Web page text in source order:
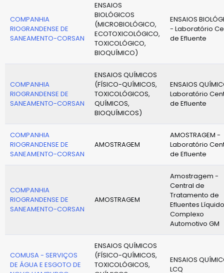
COMPANHIA
RIOGRANDENSE DE
SANEAMENTO-CORSAN
ENSAIOS
BIOLÓGICOS
(MICROBIOLÓGICO,
ECOTOXICOLÓGICO,
TOXICOLÓGICO,
BIOQUÍMICO)
ENSAIOS
- Laboratório
de Efluente
COMPANHIA
RIOGRANDENSE DE
SANEAMENTO-CORSAN
ENSAIOS QUÍMICOS
(FÍSICO-QUÍMICOS,
TOXICOLÓGICOS,
QUÍMICOS,
BIOQUÍMICOS)
ENSAIOS
Laboratório
de Efluente
COMPANHIA
RIOGRANDENSE DE
SANEAMENTO-CORSAN
AMOSTRAGEM
AMOSTRAGEM -
Laboratório
de Efluente
COMPANHIA
RIOGRANDENSE DE
SANEAMENTO-CORSAN
AMOSTRAGEM
Amostragem -
Central de
Tratamento de
Efluentes
Complexo
Automotivo GM
COMUSA - SERVIÇOS
DE ÁGUA E ESGOTO DE
ENSAIOS QUÍMICOS
(FÍSICO-QUÍMICOS,
TOXICOLÓGICOS,
ENSAIOS
LCQ